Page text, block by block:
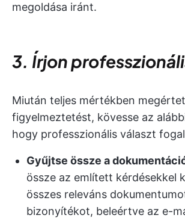
megoldása iránt.
3. Írjon
Miután teljes mértékben
figyelmeztetést, kövesse az
hogy professzionális választ
Gyűjtse össze a
össze az említett kérdésekkel
összes releváns
bizonyítékot, beleértve az e-